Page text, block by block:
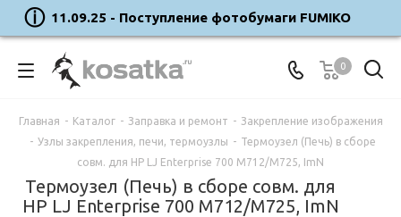
11.09.25 - Поступление фотобумаги FUMIKO
0
Главная - Каталог - Заправка и ремонт - Закрепление изображения
- Узлы закрепления, печи, термоузлы - Термоузел (Печь) в сборе
совм. для HP LJ Enterprise 700 M712/M725, ImN
Термоузел (Печь) в сборе совм. для
HP LJ Enterprise 700 M712/M725, ImN